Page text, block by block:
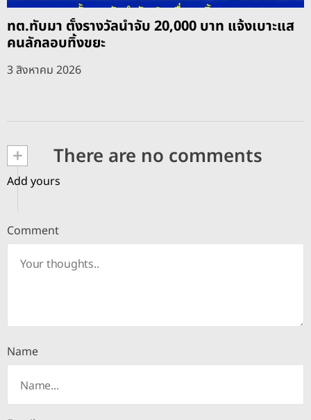
ทต.ทับมา ตั้งรางวัลนำจับ 20,000 บาท แจ้งเบาะแส
คนลักลอบทิ้งขยะ
3 สิงหาคม 2026
+ There are no comments
Add yours
Comment
Name